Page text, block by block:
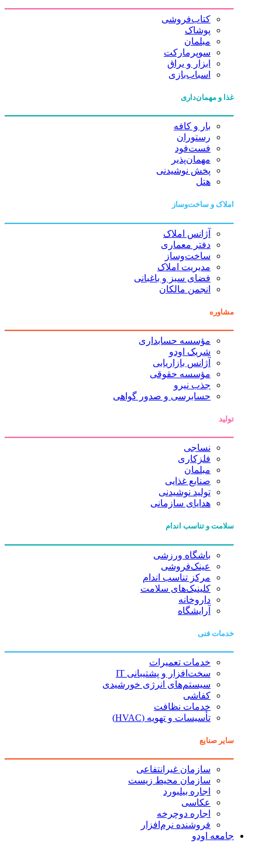
کتاب‌فروشی
پوشاک
مبلمان
سوپرمارکت
ابزار و یراق
اسباب‌بازی
غذا و مهمان‌داری
بار و کافه
رستوران
فست‌فود
مهمان‌پذیر
پخش نوشیدنی
هتل
املاک و ساخت‌وساز
آژانس املاک
دفتر معماری
ساخت‌وساز
مدیریت املاک
فضای سبز و باغبانی
انجمن مالکان
مشاوره
مؤسسه حسابداری
شریک اودو
آژانس بازاریابی
مؤسسه حقوقی
جذب نیرو
حسابرسی و صدور گواهی
تولید
نساجی
فلزکاری
مبلمان
صنایع غذایی
تولید نوشیدنی
هدایای سازمانی
سلامت و تناسب اندام
باشگاه ورزشی
عینک‌فروشی
مرکز تناسب اندام
کلینیک‌های سلامت
داروخانه
آرایشگاه
خدمات فنی
خدمات تعمیرات
سخت‌افزار و پشتیبانی IT
سیستم‌های انرژی خورشیدی
کفاشی
خدمات نظافت
تأسیسات و تهویه (HVAC)
سایر صنایع
سازمان غیرانتفاعی
سازمان محیط زیست
اجاره بیلبورد
عکاسی
اجاره دوچرخه
فروشنده نرم‌افزار
جامعه اودو